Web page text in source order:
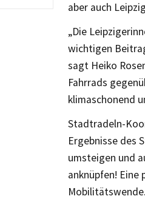
aber auch
„Die
wichtigen
sagt Heiko
Fahrrads
klimaschonend
Stadtradeln-
Ergebnisse des
umsteigen und
anknüpfen!